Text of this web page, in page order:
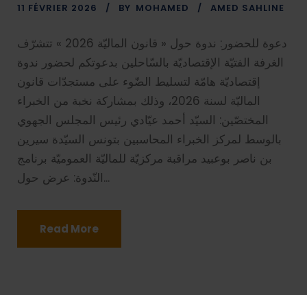
11 FÉVRIER 2026 BY MOHAMED AMED SAHLINE
دعوة للحضور: ندوة حول « قانون الماليّة 2026 » تتشرّف
الغرفة الفتيّة الإقتصاديّة بالسّاحلين بدعوتكم لحضور ندوة
إقتصاديّة هامّة لتسليط الضّوء على مستجدّات قانون
الماليّة لسنة 2026، وذلك بمشاركة نخبة من الخبراء
المختصّين: السيّد أحمد عيّادي رئيس المجلس الجهوي
بالوسط لمركز الخبراء المحاسبين بتونس السيّدة سيرين
بن ناصر بوعبيد مراقبة مركزيّة للماليّة العموميّة برنامج
النّدوة: عرض حول...
Read More